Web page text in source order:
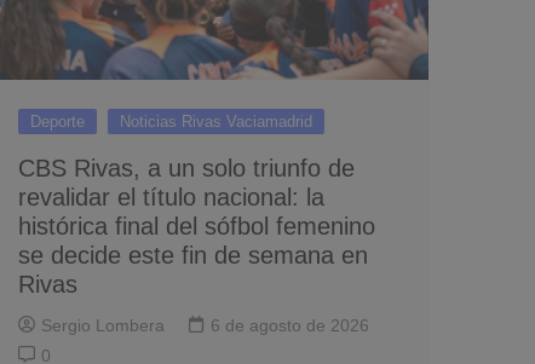
Deporte Noticias Rivas Vaciamadrid
CBS Rivas, a un solo triunfo de
revalidar el título nacional: la
histórica final del sófbol femenino
se decide este fin de semana en
Rivas
Sergio Lombera
6 de agosto de 2026
0